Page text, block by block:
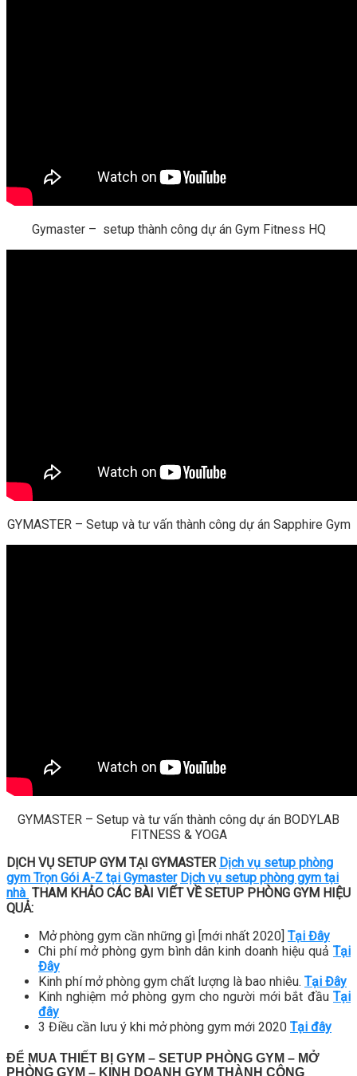
Gymaster – setup thành công dự án Gym Fitness HQ
GYMASTER – Setup và tư vấn thành công dự án Sapphire Gym
GYMASTER – Setup và tư vấn thành công dự án BODYLAB
FITNESS & YOGA
DỊCH VỤ SETUP GYM TẠI GYMASTER Dịch vụ setup phòng
gym Trọn Gói A-Z tại Gymaster Dịch vụ setup phòng gym tại
nhà THAM KHẢO CÁC BÀI VIẾT VỀ SETUP PHÒNG GYM HIỆU
QUẢ:
Mở phòng gym cần những gì [mới nhất 2020] Tại Đây
Chi phí mở phòng gym bình dân kinh doanh hiệu quả Tại
Đây
Kinh phí mở phòng gym chất lượng là bao nhiêu. Tại Đây
Kinh nghiệm mở phòng gym cho người mới bắt đầu Tại
đây
3 Điều cần lưu ý khi mở phòng gym mới 2020 Tại đây
ĐỂ MUA THIẾT BỊ GYM – SETUP PHÒNG GYM – MỞ
PHÒNG GYM – KINH DOANH GYM THÀNH CÔNG